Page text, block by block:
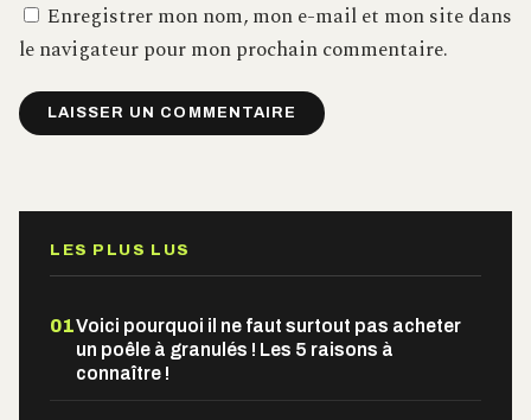
Enregistrer mon nom, mon e-mail et mon site dans
le navigateur pour mon prochain commentaire.
LES PLUS LUS
01Voici pourquoi il ne faut surtout pas acheter
un poêle à granulés ! Les 5 raisons à
connaître !